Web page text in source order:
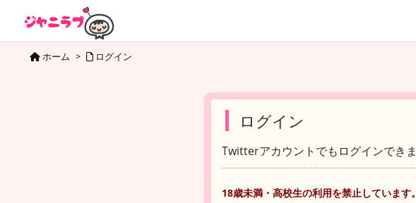
ホーム > ログイン
ログイン
Twitterアカウントでもログインでき
18歳未満・高校生の利用を禁止しています。